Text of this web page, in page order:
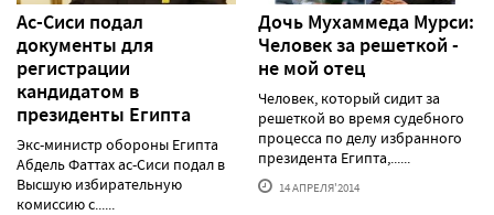
Ас-Сиси подал
документы для
регистрации
кандидатом в
президенты Египта
Экс-министр обороны Египта
Абдель Фаттах ас-Сиси подал в
Высшую избирательную
комиссию с......
Дочь Мухаммеда Мурси:
Человек за решеткой -
не мой отец
Человек, который сидит за
решеткой во время судебного
процесса по делу избранного
президента Египта,......
14 АПРЕЛЯ'2014